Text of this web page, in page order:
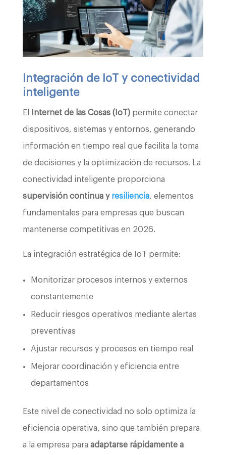
Integración de IoT y conectividad
inteligente
El Internet de las Cosas (IoT)permite conectar
dispositivos, sistemas y entornos, generando
información en tiempo real que facilita la toma
de decisiones y la optimización de recursos. La
conectividad inteligente proporciona
supervisión continua y resiliencia, elementos
fundamentales para empresas que buscan
mantenerse competitivas en 2026.
La integración estratégica de IoT permite:
Monitorizar procesos internos y externos
constantemente
Reducir riesgos operativos mediante alertas
preventivas
Ajustar recursos y procesos en tiempo real
Mejorar coordinación y eficiencia entre
departamentos
Este nivel de conectividad no solo optimiza la
eficiencia operativa, sino que también prepara
a la empresa para adaptarse rápidamente a